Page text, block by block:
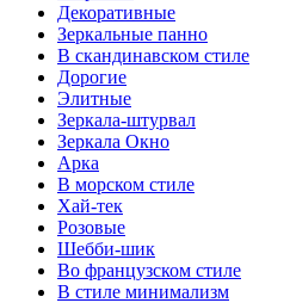
Декоративные
Зеркальные панно
В скандинавском стиле
Дорогие
Элитные
Зеркала-штурвал
Зеркала Окно
Арка
В морском стиле
Хай-тек
Розовые
Шебби-шик
Во французском стиле
В стиле минимализм